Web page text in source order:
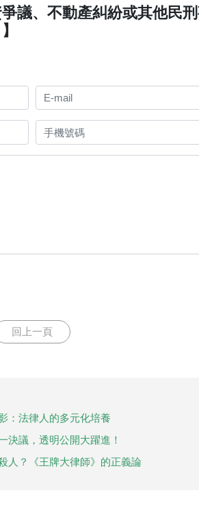
議、不動產糾紛或其他民
回上一頁
：法律人的多元化培養
決議，透明公開大躍進！
人？《王牌大律師》的正義論